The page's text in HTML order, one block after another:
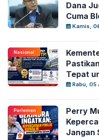
Dana
Cuma
Kamis,
Nasional
Tepat
Rabu, 05
Parlemen
Perry
Jangan